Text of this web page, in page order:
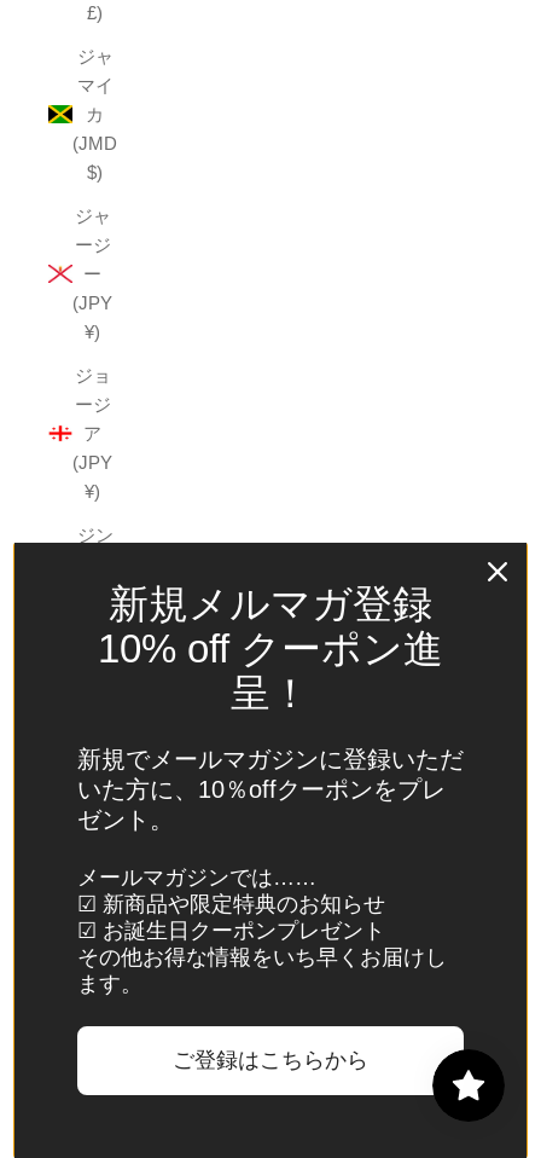
£)
ジャ
マイ
カ
(JMD
$)
ジャ
ージ
ー
(JPY
¥)
ジョ
ージ
ア
(JPY
¥)
ジン
(USD
(CHF
CHF)
スウ
デン
(SEK
kr)
スバ
島・
新規メルマガ登録
10% off クーポン進
呈！
新規でメールマガジンに登録いただ
いた方に、10％offクーポンをプレ
ゼント。
メールマガジンでは……
☑ 新商品や限定特典のお知らせ
☑ お誕生日クーポンプレゼント
その他お得な情報をいち早くお届けし
ます。
ご登録はこちらから